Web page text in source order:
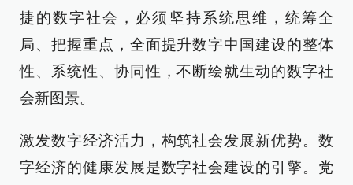
捷的数字社会，必须坚持系统思维，统筹全
局、把握重点，全面提升数字中国建设的整体
性、系统性、协同性，不断绘就生动的数字社
会新图景。
激发数字经济活力，构筑社会发展新优势。数
字经济的健康发展是数字社会建设的引擎。党